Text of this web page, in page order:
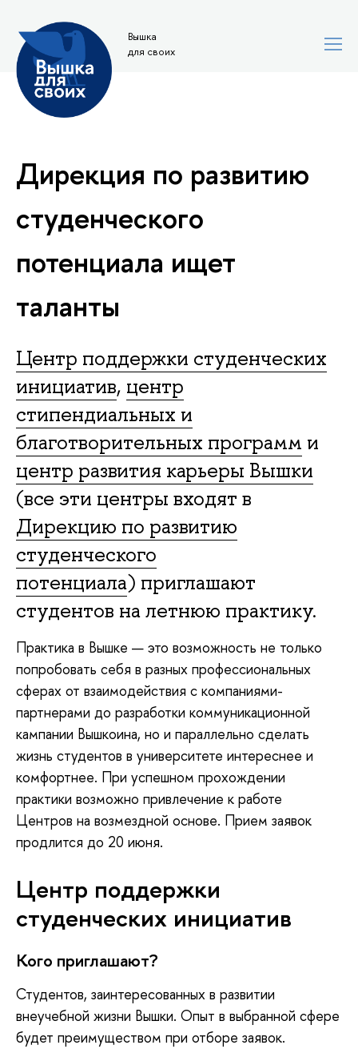
Вышка
для своих
Дирекция по развитию
студенческого
потенциала ищет
таланты
Центр поддержки студенческих
инициатив, центр
стипендиальных и
благотворительных программ и
центр развития карьеры Вышки
(все эти центры входят в
Дирекцию по развитию
студенческого
потенциала) приглашают
студентов на летнюю практику.
Практика в Вышке — это возможность не только
попробовать себя в разных профессиональных
сферах от взаимодействия с компаниями-
партнерами до разработки коммуникационной
кампании Вышкоина, но и параллельно сделать
жизнь студентов в университете интереснее и
комфортнее. При успешном прохождении
практики возможно привлечение к работе
Центров на возмездной основе. Прием заявок
продлится до 20 июня.
Центр поддержки
студенческих инициатив
Кого приглашают?
Студентов, заинтересованных в развитии
внеучебной жизни Вышки. Опыт в выбранной сфере
будет преимуществом при отборе заявок.